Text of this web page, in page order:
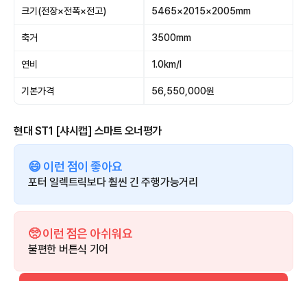
크기(전장×전폭×전고) 5465×2015×2005mm
축거 3500mm
연비 1.0km/l
기본가격 56,550,000원
현대 ST1 [샤시캡] 스마트 오너평가
😄 이런 점이 좋아요
포터 일렉트릭보다 훨씬 긴 주행가능거리
🥺 이런 점은 아쉬워요
불편한 버튼식 기어